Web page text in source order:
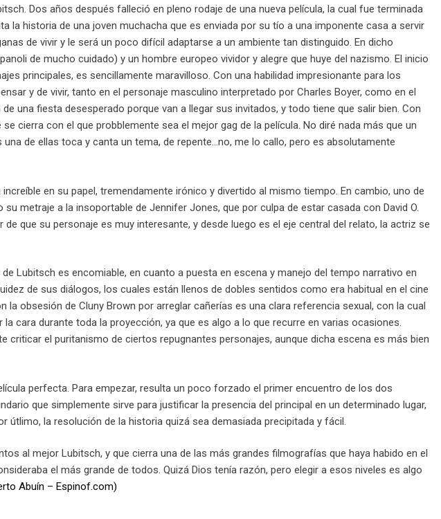
Dos años después falleció en pleno rodaje de una nueva película, la cual fue terminada
la historia de una joven muchacha que es enviada por su tío a una imponente casa a servir
de vivir y le será un poco difícil adaptarse a un ambiente tan distinguido. En dicho
de mucho cuidado) y un hombre europeo vividor y alegre que huye del nazismo. El inicio
principales, es sencillamente maravilloso. Con una habilidad impresionante para los
y de vivir, tanto en el personaje masculino interpretado por Charles Boyer, como en el
una fiesta desesperado porque van a llegar sus invitados, y todo tiene que salir bien. Con
cierra con el que probblemente sea el mejor gag de la película. No diré nada más que un
de ellas toca y canta un tema, de repente…no, me lo callo, pero es absolutamente
en su papel, tremendamente irónico y divertido al mismo tiempo. En cambio, uno de
metraje a la insoportable de Jennifer Jones, que por culpa de estar casada con David O.
que su personaje es muy interesante, y desde luego es el eje central del relato, la actriz se
Lubitsch es encomiable, en cuanto a puesta en escena y manejo del tempo narrativo en
de sus diálogos, los cuales están llenos de dobles sentidos como era habitual en el cine
obsesión de Cluny Brown por arreglar cañerías es una clara referencia sexual, con la cual
cara durante toda la proyección, ya que es algo a lo que recurre en varias ocasiones.
criticar el puritanismo de ciertos repugnantes personajes, aunque dicha escena es más bien
perfecta. Para empezar, resulta un poco forzado el primer encuentro de los dos
que simplemente sirve para justificar la presencia del principal en un determinado lugar,
útlimo, la resolución de la historia quizá sea demasiada precipitada y fácil.
al mejor Lubitsch, y que cierra una de las más grandes filmografías que haya habido en el
el más grande de todos. Quizá Dios tenía razón, pero elegir a esos niveles es algo
Abuín – Espinof.com)